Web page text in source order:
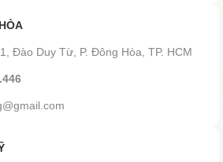
Đào Duy Từ, P. Đông Hòa, TP. HCM